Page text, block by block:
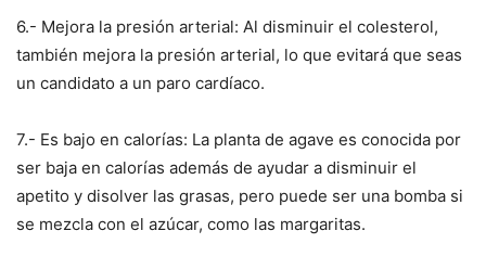
6.- Mejora la presión arterial: Al disminuir el colesterol,
también mejora la presión arterial, lo que evitará que seas
un candidato a un paro cardíaco.
7.- Es bajo en calorías: La planta de agave es conocida por
ser baja en calorías además de ayudar a disminuir el
apetito y disolver las grasas, pero puede ser una bomba si
se mezcla con el azúcar, como las margaritas.